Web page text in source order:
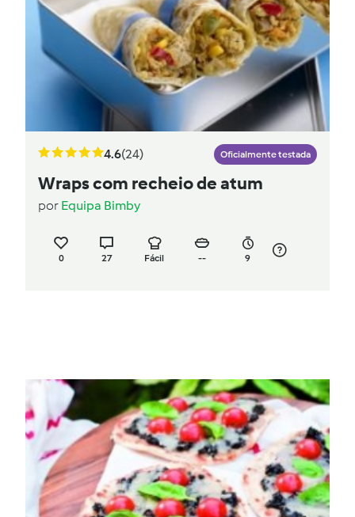
4.6(24) Oficialmente testada
Wraps com recheio de atum
por Equipa Bimby
0 27 Fácil -- 9